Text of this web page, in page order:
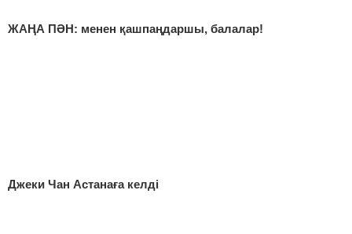
ЖАҢА ПӘН: менен қашпаңдаршы, балалар!
Джеки Чан Астанаға келді